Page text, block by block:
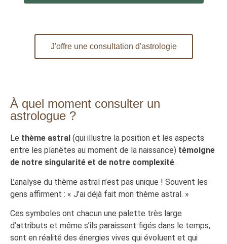
J'offre une consultation d'astrologie
À quel moment consulter un
astrologue ?
Le thème astral (qui illustre la position et les aspects
entre les planètes au moment de la naissance) témoigne
de notre singularité et de notre complexité.
L’analyse du thème astral n’est pas unique ! Souvent les
gens affirment : « J’ai déjà fait mon thème astral. »
Ces symboles ont chacun une palette très large
d’attributs et même s’ils paraissent figés dans le temps,
sont en réalité des énergies vives qui évoluent et qui